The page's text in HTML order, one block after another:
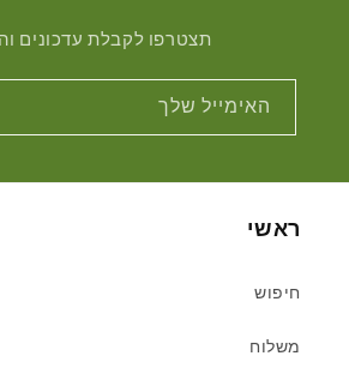
תצטרפו לקבלת עדכונים
האימייל שלך
ראשי
חיפוש
משלוח